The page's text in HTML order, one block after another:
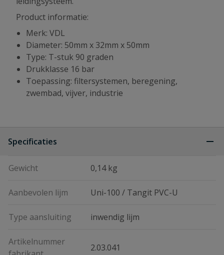
Product informatie:
Merk: VDL
Diameter: 50mm x 32mm x 50mm
Type: T-stuk 90 graden
Drukklasse 16 bar
Toepassing: filtersystemen, beregening,
zwembad, vijver, industrie
Specificaties
Gewicht 0,14 kg
Aanbevolen lijm Uni-100 / Tangit PVC-U
Type aansluiting inwendig lijm
Artikelnummer
2.03.041